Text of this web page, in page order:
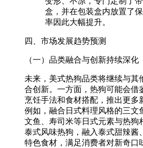
盒，并在包装盒内放置了
率因此大幅提升。​
四、市场发展趋势预测​
（一）品类融合与创新持续深化​
未来，美式热狗品类将继续与其
合创新。一方面，热狗可能会借
烹饪手法和食材搭配，推出更多
例如，融合日式料理风格的三文
文鱼、寿司米等日式元素与热狗
泰式风味热狗，融入泰式甜辣酱
特色食材，满足消费者对新奇口